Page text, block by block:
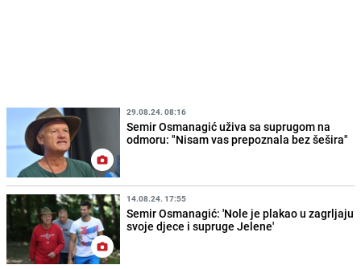
29.08.24. 08:16
Semir Osmanagić uživa sa suprugom na
odmoru: "Nisam vas prepoznala bez šešira"
14.08.24. 17:55
Semir Osmanagić: 'Nole je plakao u zagrljaju
svoje djece i supruge Jelene'